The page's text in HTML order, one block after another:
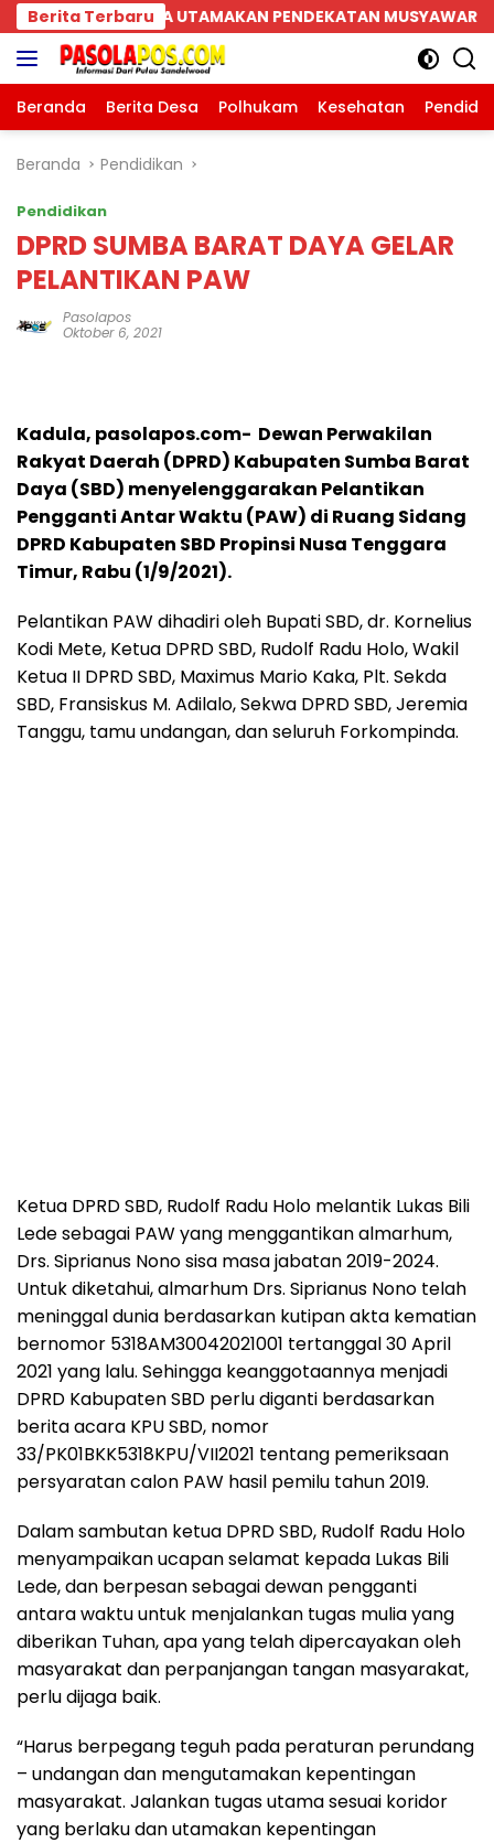
Langsung
ke
konten
Berita TerbaruMUSYAWARAH Parkiran Indomaret
Beranda Berita Desa Polhukam Kesehatan
Beranda Pendidikan
Pendidikan
DPRD SUMBA BARAT DAYA GELAR
PELANTIKAN PAW
Pasolapos
Oktober 6, 2021
Kadula, pasolapos.com- Dewan Perwakilan
Rakyat Daerah (DPRD) Kabupaten Sumba Barat
Daya (SBD) menyelenggarakan Pelantikan
Pengganti Antar Waktu (PAW) di Ruang Sidang
DPRD Kabupaten SBD Propinsi Nusa Tenggara
Timur, Rabu (1/9/2021).
Pelantikan PAW dihadiri oleh Bupati SBD, dr. Kornelius
Kodi Mete, Ketua DPRD SBD, Rudolf Radu Holo, Wakil
Ketua II DPRD SBD, Maximus Mario Kaka, Plt. Sekda
SBD, Fransiskus M. Adilalo, Sekwa DPRD SBD, Jeremia
Tanggu, tamu undangan, dan seluruh Forkompinda.
Ketua DPRD SBD, Rudolf Radu Holo melantik Lukas Bili
Lede sebagai PAW yang menggantikan almarhum,
Drs. Siprianus Nono sisa masa jabatan 2019-2024.
Untuk diketahui, almarhum Drs. Siprianus Nono telah
meninggal dunia berdasarkan kutipan akta kematian
bernomor 5318AM30042021001 tertanggal 30 April
2021 yang lalu. Sehingga keanggotaannya menjadi
DPRD Kabupaten SBD perlu diganti berdasarkan
berita acara KPU SBD, nomor
33/PK01BKK5318KPU/VII2021 tentang pemeriksaan
persyaratan calon PAW hasil pemilu tahun 2019.
Dalam sambutan ketua DPRD SBD, Rudolf Radu Holo
menyampaikan ucapan selamat kepada Lukas Bili
Lede, dan berpesan sebagai dewan pengganti
antara waktu untuk menjalankan tugas mulia yang
diberikan Tuhan, apa yang telah dipercayakan oleh
masyarakat dan perpanjangan tangan masyarakat,
perlu dijaga baik.
“Harus berpegang teguh pada peraturan perundang
– undangan dan mengutamakan kepentingan
masyarakat. Jalankan tugas utama sesuai koridor
yang berlaku dan utamakan kepentingan